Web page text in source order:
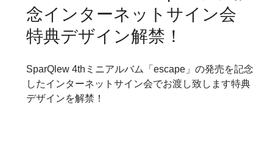
念インターネットサイン会
特典デザイン解禁！
SparQlew 4thミニアルバム「escape」の発売を記念
したインターネットサイン会でお渡し致します特典
デザインを解禁！